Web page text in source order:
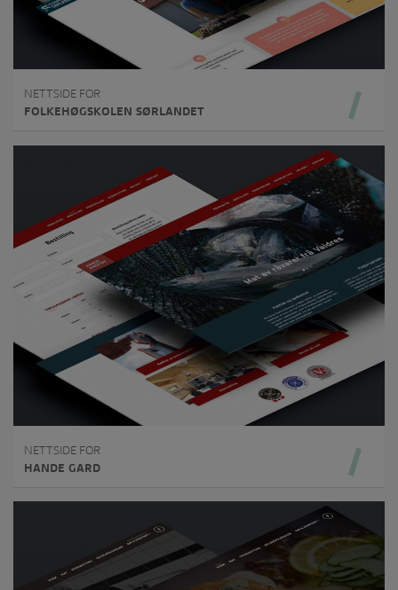
NETTSIDE FOR
FOLKEHØGSKOLEN SØRLANDET
NETTSIDE FOR
HANDE GARD